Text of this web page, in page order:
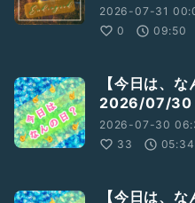
2026-07-31
0
09:50
【今日は、な
2026/07/30
2026-07-30
33
05:34
【今日は、な